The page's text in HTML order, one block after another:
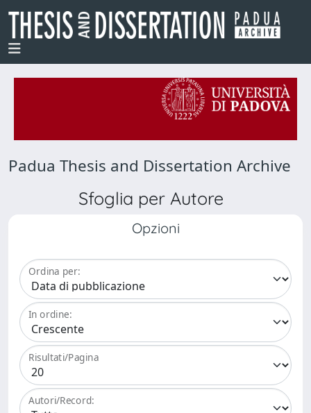
Padua Thesis and Dissertation Archive
Sfoglia per Autore
Opzioni
Ordina per:
In ordine:
Risultati/Pagina
Autori/Record: